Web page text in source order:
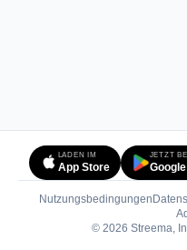
LADEN IM
App Store
JETZT BEI
Nutzungsbedingungen
© 2026 Streema,